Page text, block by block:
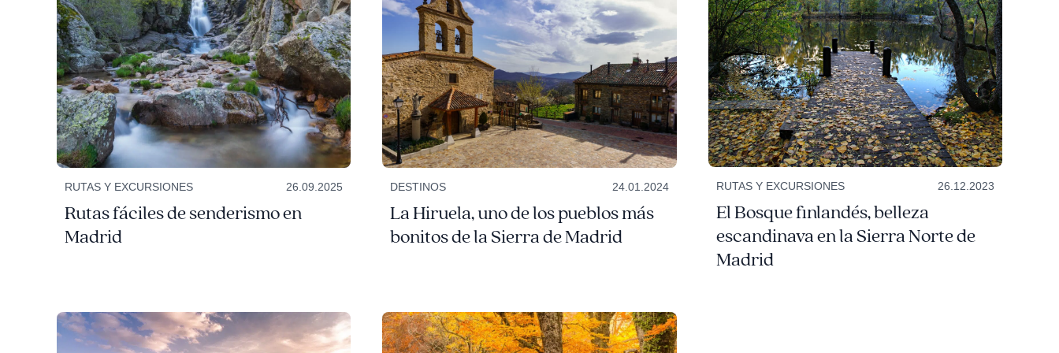
RUTAS Y EXCURSIONES 26.09.2025
Rutas fáciles de senderismo en
Madrid
DESTINOS 24.01.2024
La Hiruela, uno de los pueblos más
bonitos de la Sierra de Madrid
RUTAS Y EXCURSIONES 26.12.2023
El Bosque finlandés, belleza
escandinava en la Sierra Norte de
Madrid